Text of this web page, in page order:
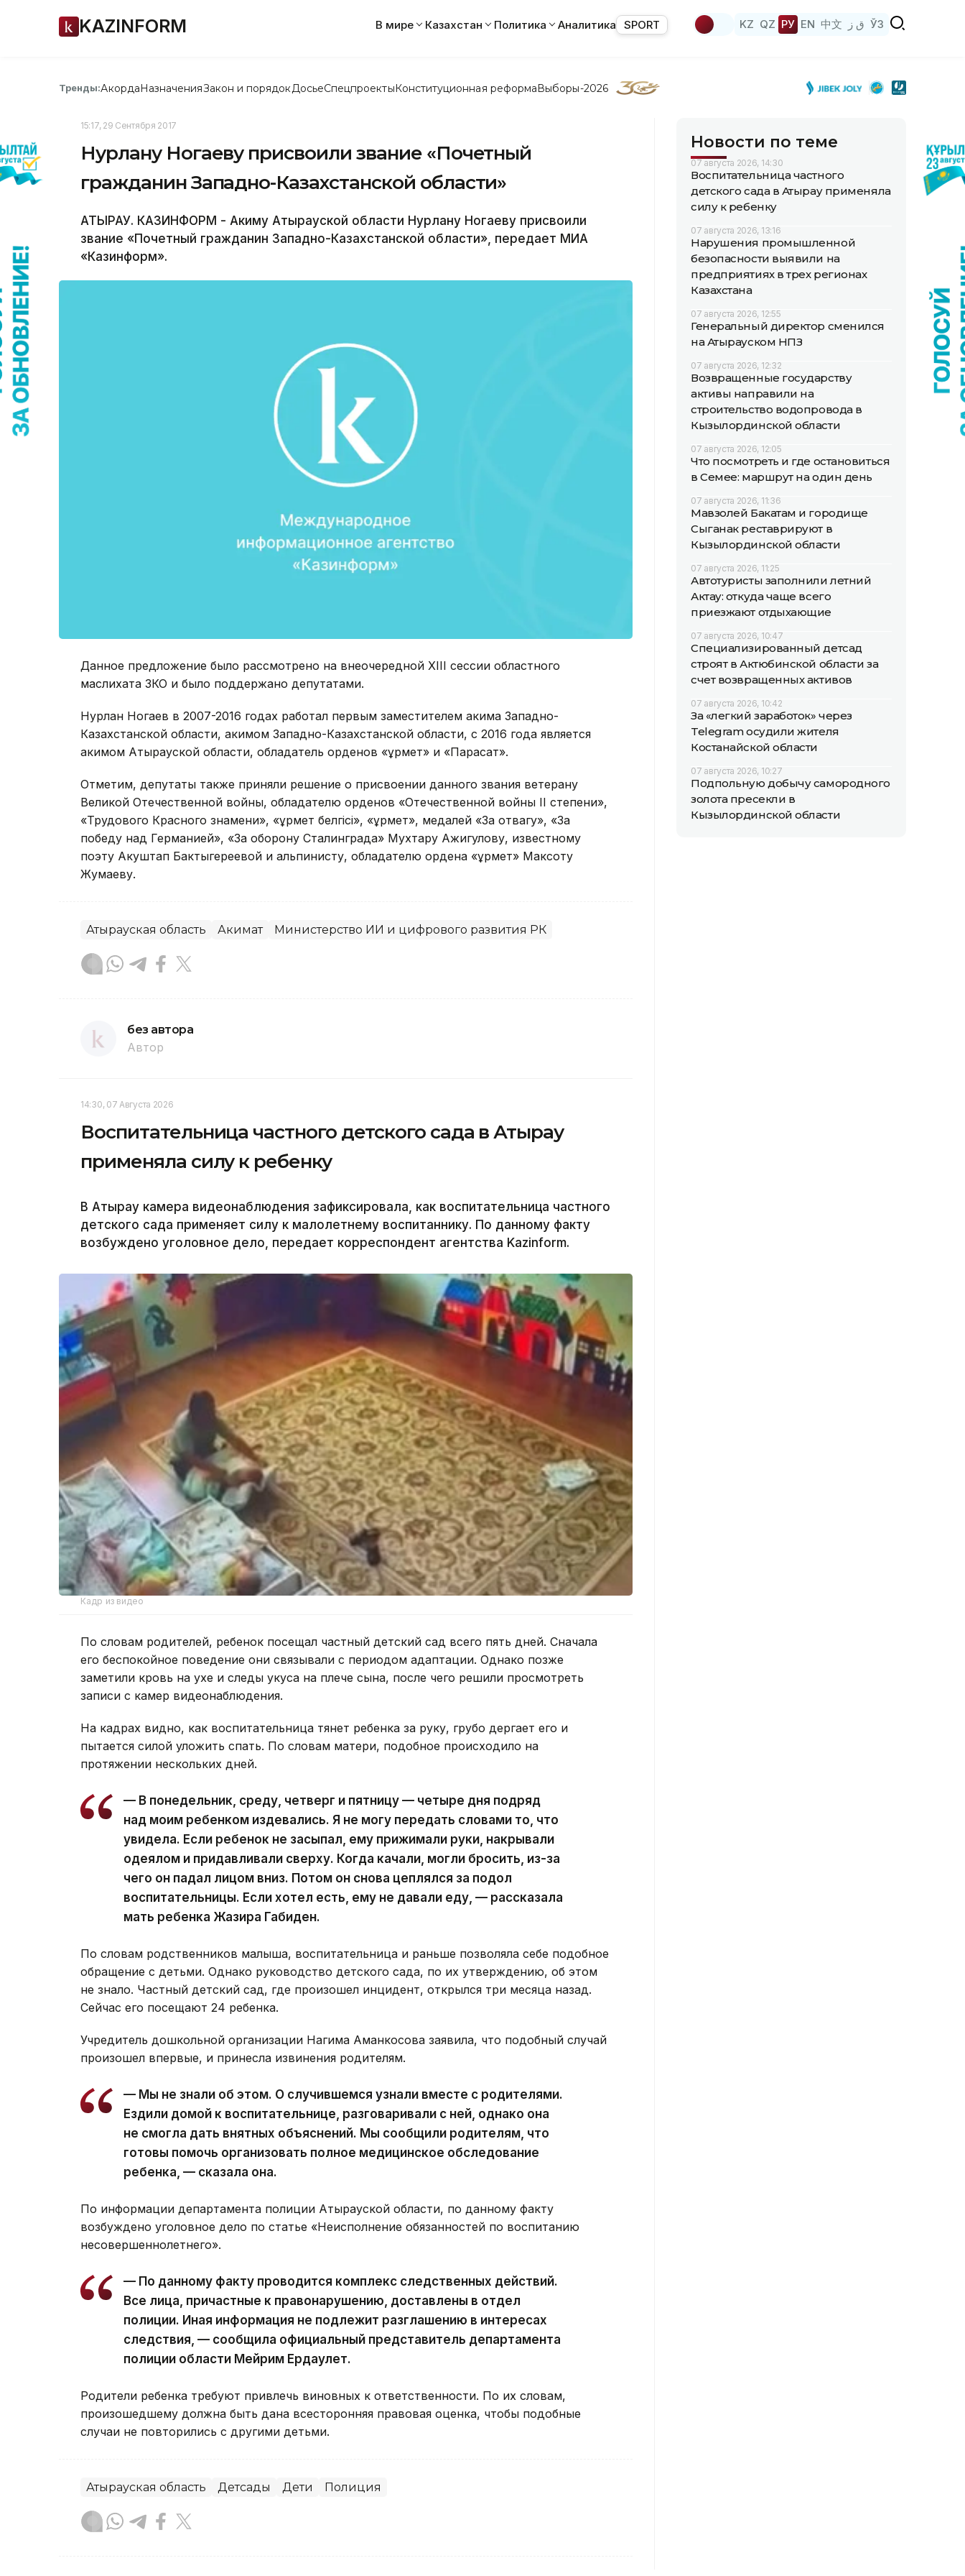
KAZINFORM В мире Казахстан Политика Аналитика SPORT KZ QZ РУ EN 中文 ق ز ЎЗ
Тренды:АкордаНазначенияЗакон и порядок ДосьеСпецпроектыКонституционная реформаВыборы-2026
15:17, 29 Сентября 2017
Нурлану Ногаеву присвоили звание «Почетный
гражданин Западно-Казахстанской области»
АТЫРАУ. КАЗИНФОРМ - Акиму Атырауской области Нурлану Ногаеву присвоили
звание «Почетный гражданин Западно-Казахстанской области», передает МИА
«Казинформ».
Данное предложение было рассмотрено на внеочередной XIII сессии областного
маслихата ЗКО и было поддержано депутатами.
Нурлан Ногаев в 2007-2016 годах работал первым заместителем акима Западно-
Казахстанской области, акимом Западно-Казахстанской области, с 2016 года является
акимом Атырауской области, обладатель орденов «Құрмет» и «Парасат».
Отметим, депутаты также приняли решение о присвоении данного звания ветерану
Великой Отечественной войны, обладателю орденов «Отечественной войны II степени»,
«Трудового Красного знамени», «Құрмет белгісі», «Құрмет», медалей «За отвагу», «За
победу над Германией», «За оборону Сталинграда» Мухтару Ажигулову, известному
поэту Акуштап Бактыгереевой и альпинисту, обладателю ордена «Құрмет» Максоту
Жумаеву.
Атырауская область Акимат Министерство ИИ и цифрового развития РК
без автора
Автор
14:30, 07 Августа 2026
Воспитательница частного детского сада в Атырау
применяла силу к ребенку
В Атырау камера видеонаблюдения зафиксировала, как воспитательница частного
детского сада применяет силу к малолетнему воспитаннику. По данному факту
возбуждено уголовное дело, передает корреспондент агентства Kazinform.
Кадр из видео
По словам родителей, ребенок посещал частный детский сад всего пять дней. Сначала
его беспокойное поведение они связывали с периодом адаптации. Однако позже
заметили кровь на ухе и следы укуса на плече сына, после чего решили просмотреть
записи с камер видеонаблюдения.
На кадрах видно, как воспитательница тянет ребенка за руку, грубо дергает его и
пытается силой уложить спать. По словам матери, подобное происходило на
протяжении нескольких дней.
— В понедельник, среду, четверг и пятницу — четыре дня подряд
над моим ребенком издевались. Я не могу передать словами то, что
увидела. Если ребенок не засыпал, ему прижимали руки, накрывали
одеялом и придавливали сверху. Когда качали, могли бросить, из-за
чего он падал лицом вниз. Потом он снова цеплялся за подол
воспитательницы. Если хотел есть, ему не давали еду, — рассказала
мать ребенка Жазира Габиден.
По словам родственников малыша, воспитательница и раньше позволяла себе подобное
обращение с детьми. Однако руководство детского сада, по их утверждению, об этом
не знало. Частный детский сад, где произошел инцидент, открылся три месяца назад.
Сейчас его посещают 24 ребенка.
Учредитель дошкольной организации Нагима Аманкосова заявила, что подобный случай
произошел впервые, и принесла извинения родителям.
— Мы не знали об этом. О случившемся узнали вместе с родителями.
Ездили домой к воспитательнице, разговаривали с ней, однако она
не смогла дать внятных объяснений. Мы сообщили родителям, что
готовы помочь организовать полное медицинское обследование
ребенка, — сказала она.
По информации департамента полиции Атырауской области, по данному факту
возбуждено уголовное дело по статье «Неисполнение обязанностей по воспитанию
несовершеннолетнего».
— По данному факту проводится комплекс следственных действий.
Все лица, причастные к правонарушению, доставлены в отдел
полиции. Иная информация не подлежит разглашению в интересах
следствия, — сообщила официальный представитель департамента
полиции области Мейрим Ердаулет.
Родители ребенка требуют привлечь виновных к ответственности. По их словам,
произошедшему должна быть дана всесторонняя правовая оценка, чтобы подобные
случаи не повторились с другими детьми.
Атырауская область Детсады Дети Полиция
Новости по теме
07 августа 2026, 14:30
Воспитательница частного
детского сада в Атырау применяла
силу к ребенку
07 августа 2026, 13:16
Нарушения промышленной
безопасности выявили на
предприятиях в трех регионах
Казахстана
07 августа 2026, 12:55
Генеральный директор сменился
на Атырауском НПЗ
07 августа 2026, 12:32
Возвращенные государству
активы направили на
строительство водопровода в
Кызылординской области
07 августа 2026, 12:05
Что посмотреть и где остановиться
в Семее: маршрут на один день
07 августа 2026, 11:36
Мавзолей Бакатам и городище
Сыганак реставрируют в
Кызылординской области
07 августа 2026, 11:25
Автотуристы заполнили летний
Актау: откуда чаще всего
приезжают отдыхающие
07 августа 2026, 10:47
Специализированный детсад
строят в Актюбинской области за
счет возвращенных активов
07 августа 2026, 10:42
За «легкий заработок» через
Telegram осудили жителя
Костанайской области
07 августа 2026, 10:27
Подпольную добычу самородного
золота пресекли в
Кызылординской области